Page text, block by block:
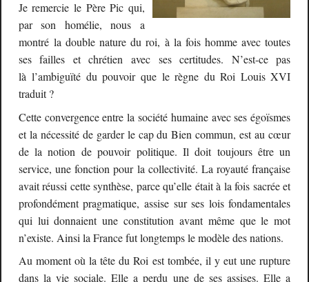
Je remercie le Père Pic qui,
par son homélie, nous a
montré la double nature du roi, à la fois homme avec toutes
ses failles et chrétien avec ses certitudes. N’est-ce pas
là l’ambiguïté du pouvoir que le règne du Roi Louis XVI
traduit ?
Cette convergence entre la société humaine avec ses égoïsmes
et la nécessité de garder le cap du Bien commun, est au cœur
de la notion de pouvoir politique. Il doit toujours être un
service, une fonction pour la collectivité. La royauté française
avait réussi cette synthèse, parce qu’elle était à la fois sacrée et
profondément pragmatique, assise sur ses lois fondamentales
qui lui donnaient une constitution avant même que le mot
n’existe. Ainsi la France fut longtemps le modèle des nations.
Au moment où la tête du Roi est tombée, il y eut une rupture
dans la vie sociale. Elle a perdu une de ses assises. Elle a